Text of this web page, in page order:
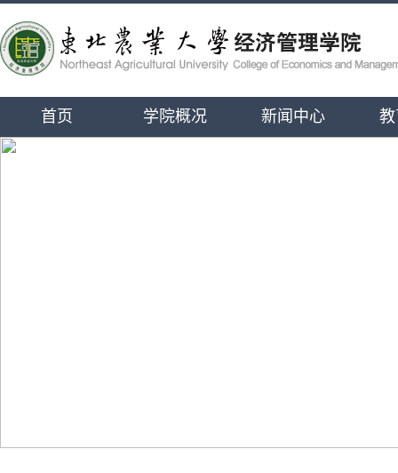
首页 学院概况 新闻中心